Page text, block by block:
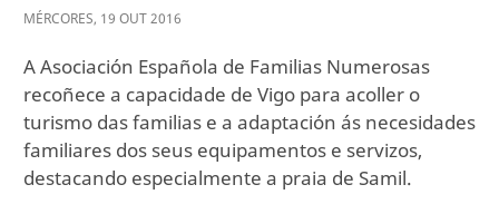
MÉRCORES, 19 OUT2016
A Asociación Española de Familias Numerosas
recoñece a capacidade de Vigo para acoller o
turismo das familias e a adaptación ás necesidades
familiares dos seus equipamentos e servizos,
destacando especialmente a praia de Samil.